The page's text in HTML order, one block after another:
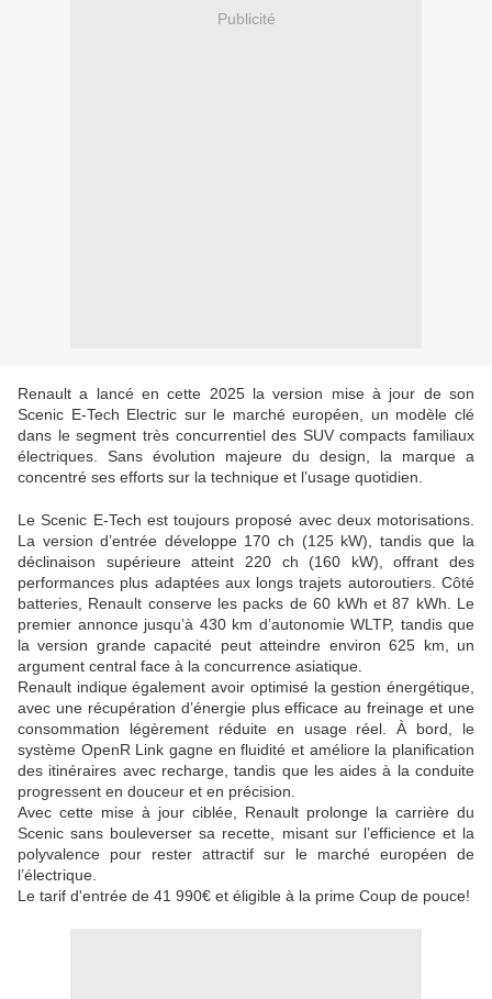
Publicité
Renault a lancé en cette 2025 la version mise à jour de son
Scenic E-Tech Electric sur le marché européen, un modèle clé
dans le segment très concurrentiel des SUV compacts familiaux
électriques. Sans évolution majeure du design, la marque a
concentré ses efforts sur la technique et l’usage quotidien.
Le Scenic E-Tech est toujours proposé avec deux motorisations.
La version d’entrée développe 170 ch (125 kW), tandis que la
déclinaison supérieure atteint 220 ch (160 kW), offrant des
performances plus adaptées aux longs trajets autoroutiers. Côté
batteries, Renault conserve les packs de 60 kWh et 87 kWh. Le
premier annonce jusqu’à 430 km d’autonomie WLTP, tandis que
la version grande capacité peut atteindre environ 625 km, un
argument central face à la concurrence asiatique.
Renault indique également avoir optimisé la gestion énergétique,
avec une récupération d’énergie plus efficace au freinage et une
consommation légèrement réduite en usage réel. À bord, le
système OpenR Link gagne en fluidité et améliore la planification
des itinéraires avec recharge, tandis que les aides à la conduite
progressent en douceur et en précision.
Avec cette mise à jour ciblée, Renault prolonge la carrière du
Scenic sans bouleverser sa recette, misant sur l’efficience et la
polyvalence pour rester attractif sur le marché européen de
l’électrique.
Le tarif d'entrée de 41 990€ et éligible à la prime Coup de pouce!